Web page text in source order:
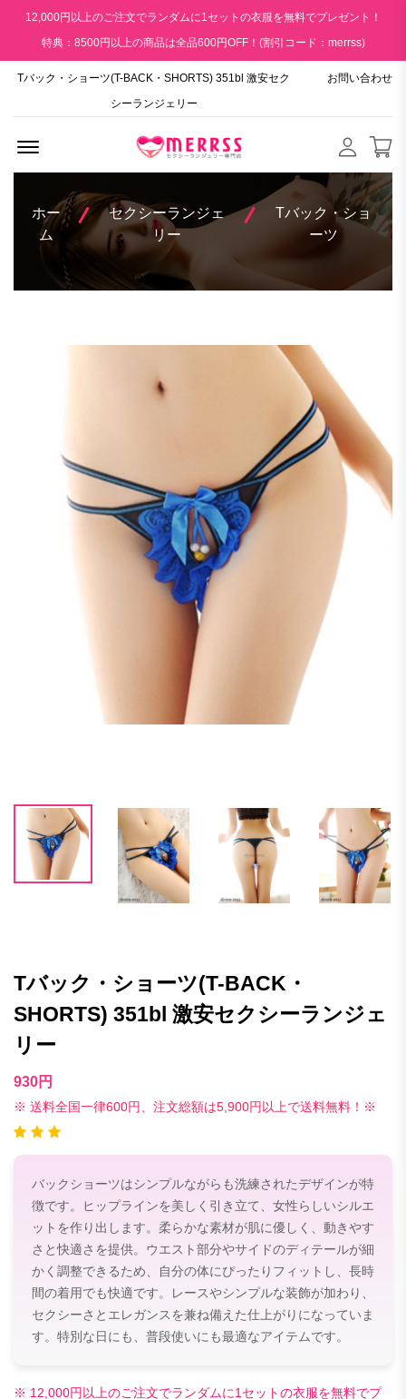
12,000円以上のご注文でランダムに1セットの衣服を無料でプレゼント！
特典：8500円以上の商品は全品600円OFF！(割引コード：merrss)
Tバック・ショーツ(T-BACK・SHORTS) 351bl 激安セク
シーランジェリー
お問い合わせ
ホー
ム
セクシーランジェ
リー
Tバック・ショ
ーツ
Tバック・ショーツ(T-BACK・
SHORTS) 351bl 激安セクシーランジェ
リー
930円
※ 送料全国一律600円、注文総額は5,900円以上で送料無料！※
バックショーツはシンプルながらも洗練されたデザインが特
徴です。ヒップラインを美しく引き立て、女性らしいシルエ
ットを作り出します。柔らかな素材が肌に優しく、動きやす
さと快適さを提供。ウエスト部分やサイドのディテールが細
かく調整できるため、自分の体にぴったりフィットし、長時
間の着用でも快適です。レースやシンプルな装飾が加わり、
セクシーさとエレガンスを兼ね備えた仕上がりになっていま
す。特別な日にも、普段使いにも最適なアイテムです。
※ 12,000円以上のご注文でランダムに1セットの衣服を無料でプ